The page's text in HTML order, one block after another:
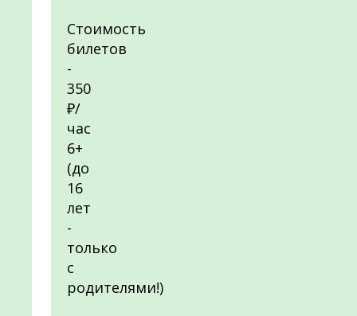
Стоимость
билетов
-
350
₽/
час
6+
(до
16
лет
-
только
с
родителями!)